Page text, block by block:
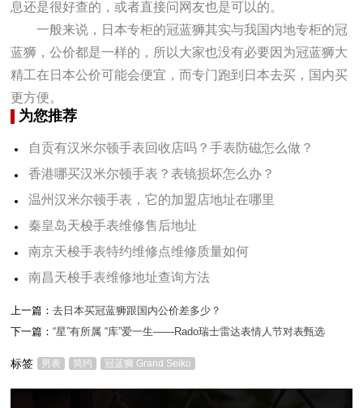
息还是很好查的，或者直接问网友也是可以的。
一般来说，日本专柜的冠蓝狮其实与我国内地专柜的冠
蓝狮，公价都是一样的，所以大家也没有必要因为冠蓝狮大
精工在日本公价可能会便宜，而专门跑到日本去买，国内买
更方便。
为您推荐
自贡有汉米尔顿手表回收店吗？手表防磁怎么做？
香港哪买汉米尔顿手表？表镜损坏怎么办？
温州汉米尔顿手表，它的加盟店地址在哪里
秦皇岛天梭手表维修售后地址
南京天梭手表特约维修点维修质量如何
南昌天梭手表维修地址查询方法
上一篇：去日本买冠蓝狮跟国内公价差多少？
下一篇：“星”有所属 “库”爱一生——Rado瑞士雷达表情人节对表甄选
标签 男表 简约 冠蓝狮 Grand Seiko